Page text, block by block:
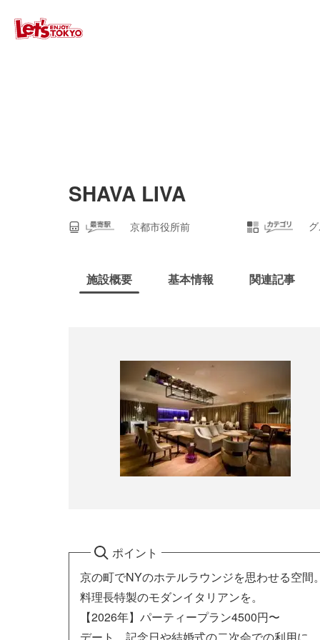
SHAVA LIVA
京都市役所前
施設概要 基本情報 関連記事
ポイント
京の町でNYのホテルラウンジを思わせる空間
料理長特製のモダンイタリアンを。
【2026年】パーティープラン4500円〜